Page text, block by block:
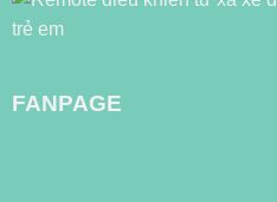
FANPAGE